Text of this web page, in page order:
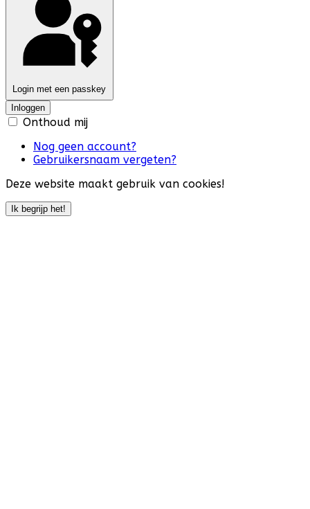
Login met een passkey
Inloggen
Onthoud mij
Nog geen account?
Gebruikersnaam vergeten?
Deze website maakt gebruik van cookies!
Ik begrijp het!